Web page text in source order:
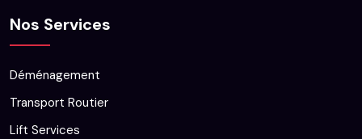
Nos Services
Déménagement
Transport Routier
Lift Services